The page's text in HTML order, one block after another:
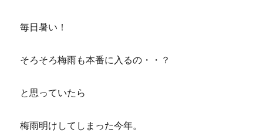
毎日暑い！
そろそろ梅雨も本番に入るの・・？
と思っていたら
梅雨明けしてしまった今年。